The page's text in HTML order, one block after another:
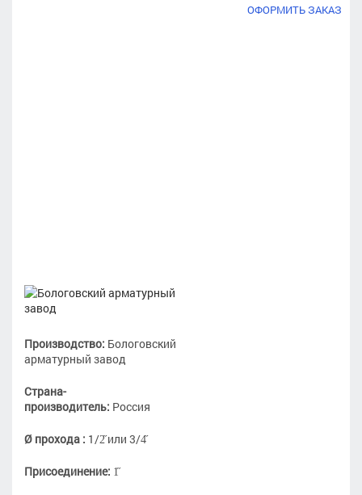
ОФОРМИТЬ ЗАКАЗ
Производство: Бологовский
арматурный завод
Страна-
производитель: Россия
Ø прохода : 1/2̋ или 3/4̋
Присоединение: 1̋